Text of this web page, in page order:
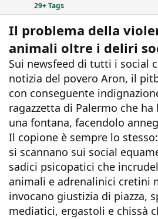
29+ Tags
Il problema della
animali oltre i deliri
Sui newsfeed di tutti i social
notizia del povero Aron, il
con conseguente
ragazzetta di Palermo che
una fontana, facendolo
Il copione è sempre lo
si scannano sui social
sadici psicopatici che
animali e adrenalinici cretini
invocano giustizia di piazza,
mediatici, ergastoli e chissà